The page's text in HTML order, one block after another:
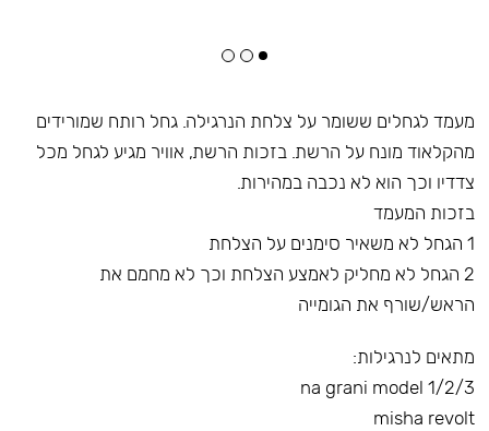
מעמד לגחלים ששומר על צלחת הנרגילה. גחל רותח שמורידים
מהקלאוד מונח על הרשת. בזכות הרשת, אוויר מגיע לגחל מכל
צדדיו וכך הוא לא נכבה במהירות.
בזכות המעמד
1 הגחל לא משאיר סימנים על הצלחת
2 הגחל לא מחליק לאמצע הצלחת וכך לא מחמם את
הראש/שורף את הגומייה
מתאים לנרגילות:
na grani model 1/2/3
misha revolt